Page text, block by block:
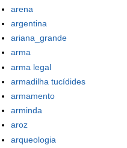
arena
argentina
ariana_grande
arma
arma legal
armadilha tucídides
armamento
arminda
aroz
arqueologia